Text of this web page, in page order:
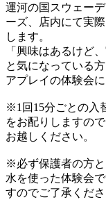
運河の国スウェー
ーズ、店内にて実
します。
「興味はあるけど
と気になっている
アプレイの体験会
※1回15分ごとの入
をお配りしますの
お越しください。
※必ず保護者の方と
水を使った体験会
すのでご了承くださ